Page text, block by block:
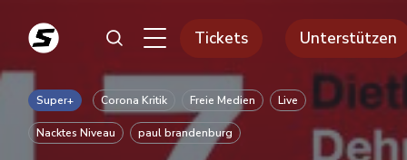
Tickets Unterstützen
Super+ Corona Kritik Freie Medien Live
Nacktes Niveau paul brandenburg